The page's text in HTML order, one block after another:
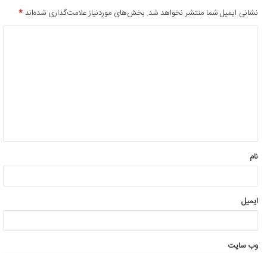
نشانی ایمیل شما منتشر نخواهد شد. بخش‌های موردنیاز علامت‌گذاری شده‌اند*
*
نام
ایمیل
وب‌ سایت